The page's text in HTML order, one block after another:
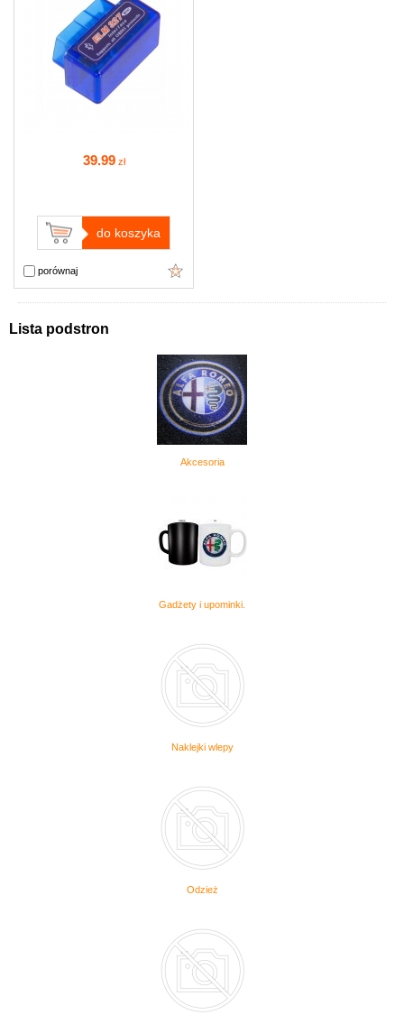
39.99 zł
do koszyka
porównaj
Lista podstron
Akcesoria
Gadżety i upominki.
Naklejki wlepy
Odzież